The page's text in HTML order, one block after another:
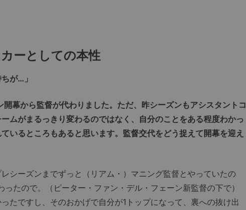
ーとしての本性
が…」
幕から監督が代わりました。ただ、昨シーズンもアシスタントコ
ムがまるっきり変わるのではなく、自分のことをある程度わかっ
いるところもあると思います。監督交代をどう捉えて開幕を迎え
シーズンまでずっと（リアム・）マニング監督とやっていたの
たので。（ピーター・ファン・デル・フェーン新監督の下で）
たですし、そのおかげで自分が1トップになって、裏への抜け出